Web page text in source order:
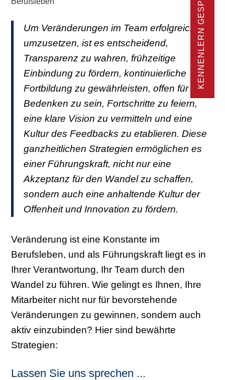
Um Veränderungen im Team erfolgreich
umzusetzen, ist es entscheidend,
Transparenz zu wahren, frühzeitige
Einbindung zu fördern, kontinuierliche
Fortbildung zu gewährleisten, offen für
Bedenken zu sein, Fortschritte zu feiern,
eine klare Vision zu vermitteln und eine
Kultur des Feedbacks zu etablieren. Diese
ganzheitlichen Strategien ermöglichen es
einer Führungskraft, nicht nur eine
Akzeptanz für den Wandel zu schaffen,
sondern auch eine anhaltende Kultur der
Offenheit und Innovation zu fördern.
Veränderung ist eine Konstante im
Berufsleben, und als Führungskraft liegt es in
Ihrer Verantwortung, Ihr Team durch den
Wandel zu führen. Wie gelingt es Ihnen, Ihre
Mitarbeiter nicht nur für bevorstehende
Veränderungen zu gewinnen, sondern auch
aktiv einzubinden? Hier sind bewährte
Strategien:
Lassen Sie uns sprechen ...
KENNENLERN GESPRÄCH